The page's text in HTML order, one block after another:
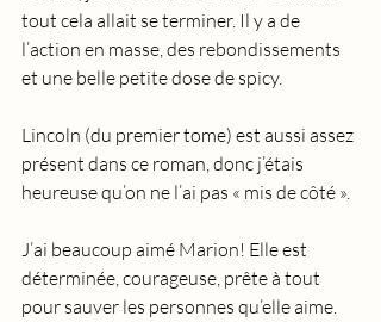
tout cela allait se terminer. Il y a de
l’action en masse, des rebondissements
et une belle petite dose de spicy.
Lincoln (du premier tome) est aussi assez
présent dans ce roman, donc j’étais
heureuse qu’on ne l’ai pas « mis de côté ».
J’ai beaucoup aimé Marion! Elle est
déterminée, courageuse, prête à tout
pour sauver les personnes qu’elle aime.